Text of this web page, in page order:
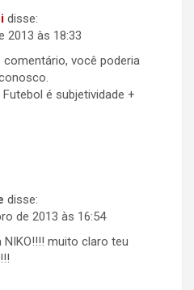
disse:
2013 às 18:33
comentário, você poderia
é subjetividade +
disse:
de 2013 às 16:54
NIKO!!!! muito claro teu